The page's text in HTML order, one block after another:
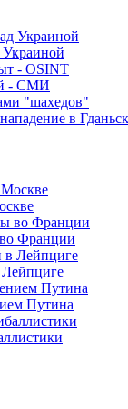
Украиной
- OSINT
- СМИ
"шахедов"
в
Франции
Путина